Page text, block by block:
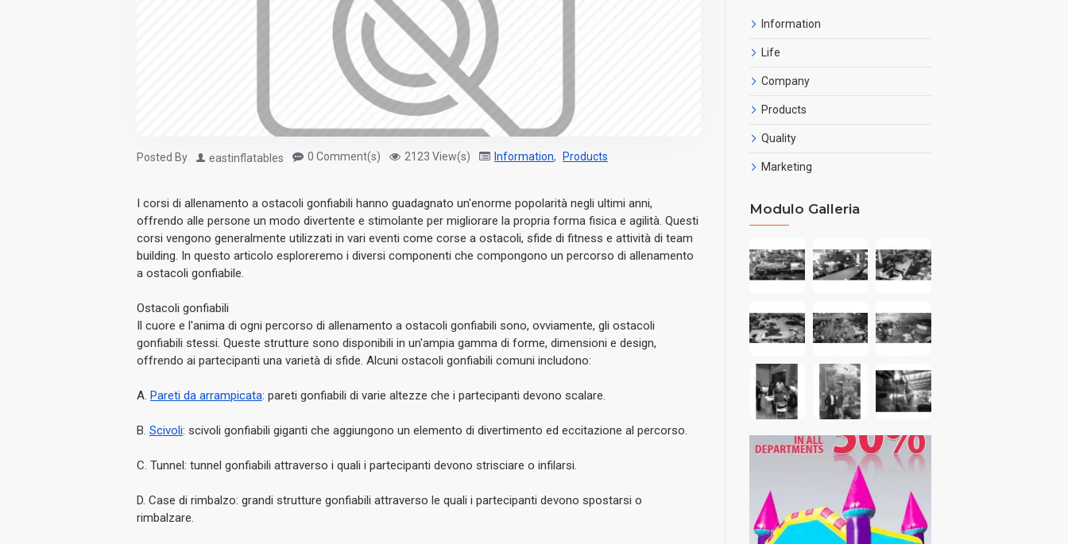
Posted By eastinflatables 0 Comment(s) 2123 View(s) Information, Products
I corsi di allenamento a ostacoli gonfiabili hanno guadagnato un'enorme popolarità negli ultimi anni,
offrendo alle persone un modo divertente e stimolante per migliorare la propria forma fisica e agilità. Questi
corsi vengono generalmente utilizzati in vari eventi come corse a ostacoli, sfide di fitness e attività di team
building. In questo articolo esploreremo i diversi componenti che compongono un percorso di allenamento
a ostacoli gonfiabile.
Ostacoli gonfiabili
Il cuore e l'anima di ogni percorso di allenamento a ostacoli gonfiabili sono, ovviamente, gli ostacoli
gonfiabili stessi. Queste strutture sono disponibili in un'ampia gamma di forme, dimensioni e design,
offrendo ai partecipanti una varietà di sfide. Alcuni ostacoli gonfiabili comuni includono:
A. Pareti da arrampicata: pareti gonfiabili di varie altezze che i partecipanti devono scalare.
B. Scivoli: scivoli gonfiabili giganti che aggiungono un elemento di divertimento ed eccitazione al percorso.
C. Tunnel: tunnel gonfiabili attraverso i quali i partecipanti devono strisciare o infilarsi.
D. Case di rimbalzo: grandi strutture gonfiabili attraverso le quali i partecipanti devono spostarsi o
rimbalzare.
Information
Life
Company
Products
Quality
Marketing
Modulo Galleria